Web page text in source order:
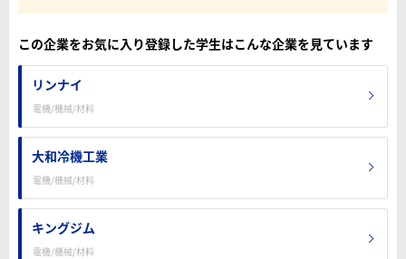
この企業をお気に入り登録した学生はこんな企業を見ています
リンナイ
電機/機械/材料
大和冷機工業
電機/機械/材料
キングジム
電機/機械/材料